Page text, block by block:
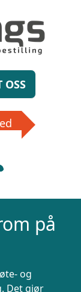
OSS
på
og
Det gjør
deg,